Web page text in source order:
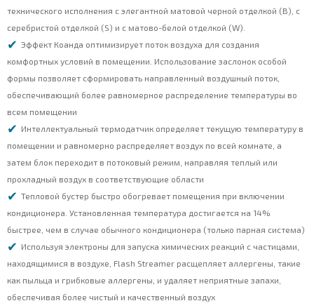
технического исполнения с элегантной матовой черной отделкой (B), с
серебристой отделкой (S) и с матово-белой отделкой (W).
Эффект Коанда оптимизирует поток воздуха для создания
комфортных условий в помещении. Использование заслонок особой
формы позволяет сформировать направленный воздушный поток,
обеспечивающий более равномерное распределение температуры во
всем помещении
Интеллектуальный термодатчик определяет текущую температуру в
помещении и равномерно распределяет воздух по всей комнате, а
затем блок переходит в потоковый режим, направляя теплый или
прохладный воздух в соответствующие области
Тепловой бустер быстро обогревает помещения при включении
кондиционера. Установленная температура достигается на 14%
быстрее, чем в случае обычного кондиционера (только парная система)
Используя электроны для запуска химических реакций с частицами,
находящимися в воздухе, Flash Streamer расщепляет аллергены, такие
как пыльца и грибковые аллергены, и удаляет неприятные запахи,
обеспечивая более чистый и качественный воздух